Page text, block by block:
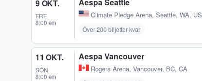
9 OKT.
FRE
8:00 em
Climate Pledge Arena, Seattle, WA, US
Över 200 biljetter kvar
11 OKT.
SÖN
8:00 em
Aespa Vancouver
Rogers Arena, Vancouver, BC, CA